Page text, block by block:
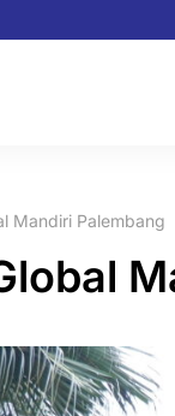
Mandiri Palembang